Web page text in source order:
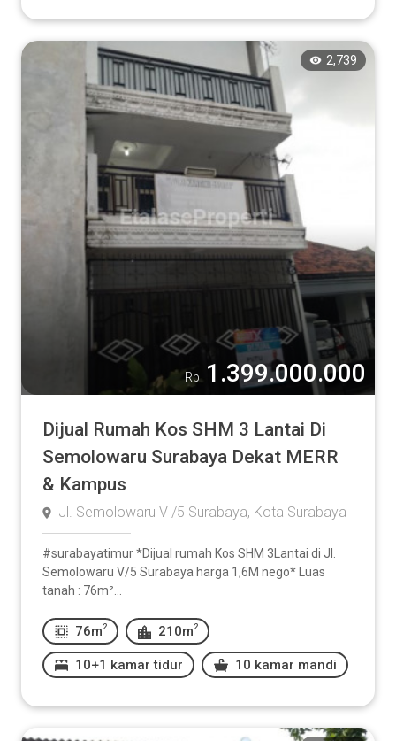
2,739
Rp 1.399.000.000
Dijual Rumah Kos SHM 3 Lantai Di
Semolowaru Surabaya Dekat MERR
& Kampus
Jl. Semolowaru V /5 Surabaya, Kota Surabaya
#surabayatimur *Dijual rumah Kos SHM 3Lantai di Jl.
Semolowaru V/5 Surabaya harga 1,6M nego* Luas
tanah : 76m²...
76m 2 210m 2
10+1 kamar tidur 10 kamar mandi